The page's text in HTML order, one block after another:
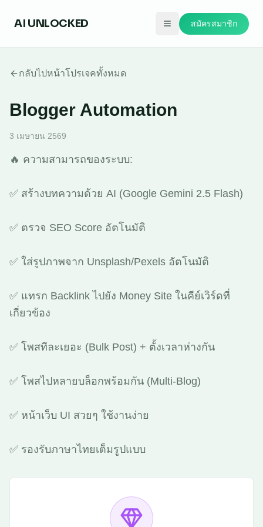
AI UNLOCKED สมัครสมาชิก
กลับไปหน้าโปรเจคทั้งหมด
Blogger Automation
3 เมษายน 2569
🔥 ความสามารถของระบบ:
✅ สร้างบทความด้วย AI (Google Gemini 2.5 Flash)
✅ ตรวจ SEO Score อัตโนมัติ
✅ ใส่รูปภาพจาก Unsplash/Pexels อัตโนมัติ
✅ แทรก Backlink ไปยัง Money Site ในคีย์เวิร์ดที่
เกี่ยวข้อง
✅ โพสทีละเยอะ (Bulk Post) + ตั้งเวลาห่างกัน
✅ โพสไปหลายบล็อกพร้อมกัน (Multi-Blog)
✅ หน้าเว็บ UI สวยๆ ใช้งานง่าย
✅ รองรับภาษาไทยเต็มรูปแบบ